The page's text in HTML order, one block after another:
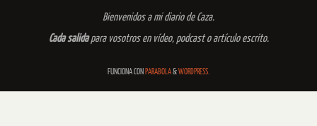
Bienvenidos a mi diario de Caza.
Cada salidapara vosotros en vídeo, podcast o artículo escrito.
FUNCIONA CON PARABOLA&WORDPRESS.